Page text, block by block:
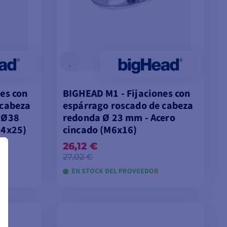
con
BIGHEAD M1 - Fijaciones con
espárrago roscado de cabeza
redonda Ø 23 mm - Acero
cincado (M6x16)
26,12 €
27,02 €
EN STOCK DEL PROVEEDOR